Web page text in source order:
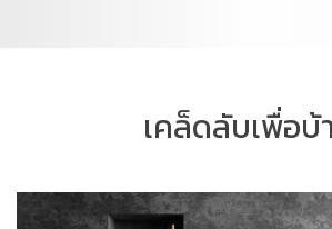
เคล็ดลับเพื่อบ้